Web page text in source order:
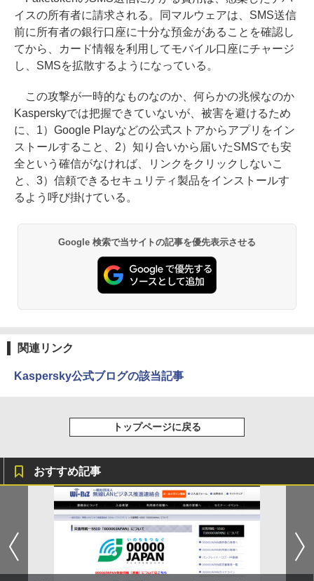
イスの所有者に請求される。同マルウェアは、SMS送信
前に所有者の銀行口座に十分な預金があることを確認し
てから、カード情報を利用してモバイル口座にチャージ
し、SMSを拡散するようになっている。
この攻撃が一時的なものなのか、何らかの兆候なのか
Kasperskyでは把握できていないが、被害を避けるため
に、1）Google Playなどの公式ストアからアプリをイン
ストールすること、2）知り合いから届いたSMSでも安
全という確信がなければ、リンクをクリックしないこ
と、3）信頼できるセキュリティ製品をインストールす
るよう呼び掛けている。
Google 検索で当サイトの記事を優先表示させる
関連リンク
Kaspersky公式ブログの該当記事
トップページに戻る
おすすめ記事